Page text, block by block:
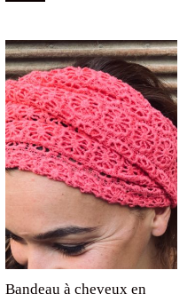
Bandeau à cheveux en